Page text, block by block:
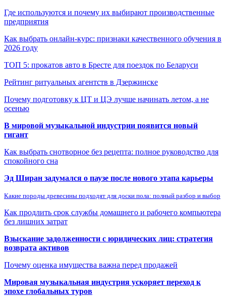
Где используются и почему их выбирают производственные
предприятия
Как выбрать онлайн-курс: признаки качественного обучения в
2026 году
ТОП 5: прокатов авто в Бресте для поездок по Беларуси
Рейтинг ритуальных агентств в Дзержинске
Почему подготовку к ЦТ и ЦЭ лучше начинать летом, а не
осенью
В мировой музыкальной индустрии появится новый
гигант
Как выбрать снотворное без рецепта: полное руководство для
спокойного сна
Эд Ширан задумался о паузе после нового этапа карьеры
Какие породы древесины подходят для доски пола: полный разбор и выбор
Как продлить срок службы домашнего и рабочего компьютера
без лишних затрат
Взыскание задолженности с юридических лиц: стратегия
возврата активов
Почему оценка имущества важна перед продажей
Мировая музыкальная индустрия ускоряет переход к
эпохе глобальных туров